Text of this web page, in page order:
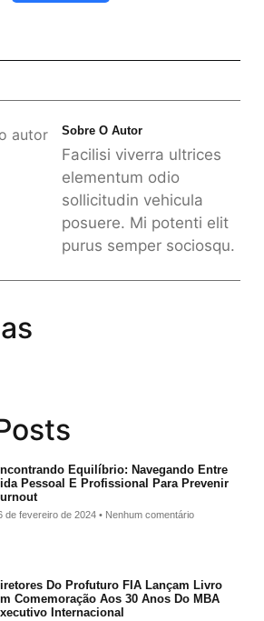
Sobre O Autor
Facilisi viverra ultrices
elementum odio
sollicitudin vehicula
posuere. Mi potenti elit
purus semper sociosqu.
Equilíbrio: Navegando Entre
Pessoal E Profissional Para Prevenir
de fevereiro de 2024 Nenhum comentário
Do Profuturo FIA Lançam Livro
Comemoração Aos 30 Anos Do MBA
Internacional